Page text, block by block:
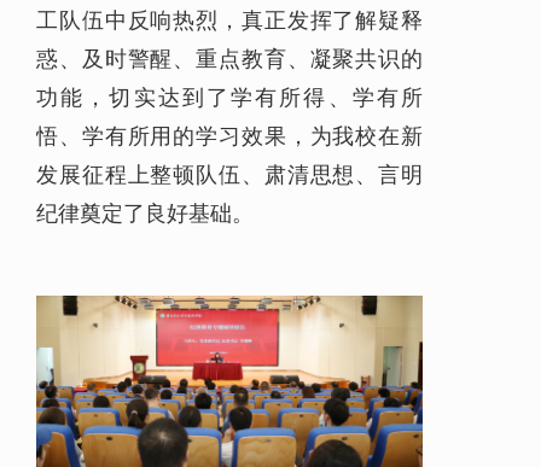
工队伍中反响热烈，真正发挥了解疑释
惑、及时警醒、重点教育、凝聚共识的
功能，切实达到了学有所得、学有所
悟、学有所用的学习效果，为我校在新
发展征程上整顿队伍、肃清思想、言明
纪律奠定了良好基础。